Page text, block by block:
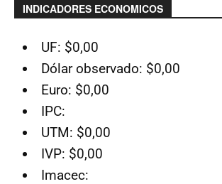
INDICADORES ECONOMICOS
UF: $0,00
Dólar observado: $0,00
Euro: $0,00
IPC:
UTM: $0,00
IVP: $0,00
Imacec: